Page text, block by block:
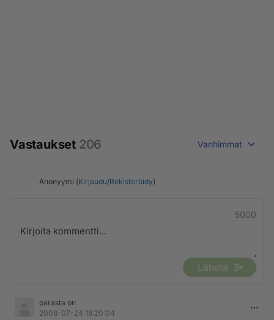
Vastaukset 206 Vanhimmat
Anonyymi (Kirjaudu/Rekisteröidy)
5000
Lähetä
parasta on
2008-07-24 18:20:04